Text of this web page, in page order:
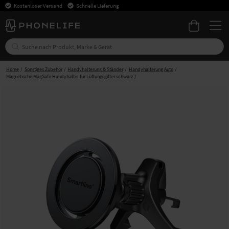
Kostenloser Versand Schnelle Lieferung
Home Sonstiges Zubehör Handyhalterung & Ständer
Handyhalterung Auto
Magnetische MagSafe Handyhalter für Lüftungsgitter schwarz